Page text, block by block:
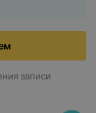
записи